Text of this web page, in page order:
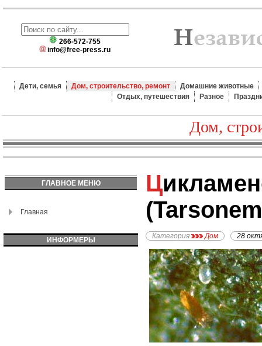
266-572-755
info@free-press.ru
Дети, семья Дом, строительство, ремонт
Домашние животные
Отдых, путешествия
Разное
Дом,
ГЛАВНОЕ МЕНЮ
Главная
ИНФОРМЕРЫ
Цикламеновый клещик
Категория Дом 28